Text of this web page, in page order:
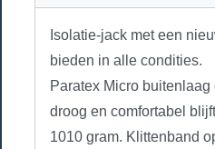
Isolatie-jack met een
bieden in alle condities.
Paratex Micro
droog en comfortabel
1010 gram. Klittenband